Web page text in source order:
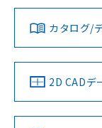
ダウンロードデー
みください。
ソフトウェアの使
対応済み
中国 RoHS 注
LR型式承認
（イギリス
船舶規格）
No
カタログ/
2D CADデ